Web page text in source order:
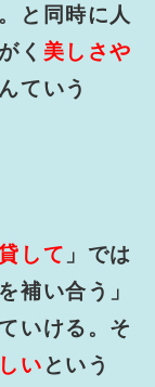
と同時に人
く 美しさや
ていう
して 」では
補い合う」
いける。そ
い という